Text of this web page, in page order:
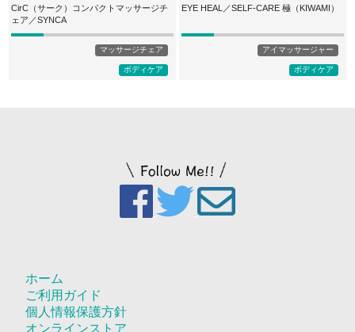
CirC（サーク）コンパクトマッサージチ
ェア／SYNCA
マッサージチェア
ボディケア
EYE HEAL／SELF-CARE 極（KIWAMI）
アイマッサージャー
ボディケア
ホーム
ご利用ガイド
個人情報保護方針
オンラインストア